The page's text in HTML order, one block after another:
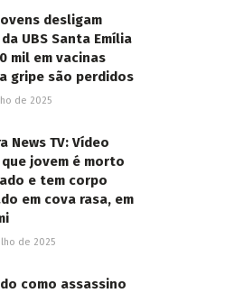
desligam
UBS Santa Emília
mil em vacinas
gripe são perdidos
de 2025
News TV: Vídeo
jovem é morto
e tem corpo
em cova rasa, em
de 2025
como assassino